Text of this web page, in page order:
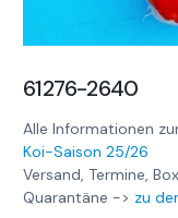
61276-2640
Alle Informationen
Koi-Saison 25/26
Versand, Termine,
Quarantäne -> zu